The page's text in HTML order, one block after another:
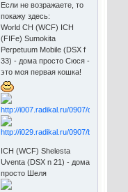
Если не возражаете, то
покажу здесь:
World CH (WCF) ICH
(FIFe) Sumokita
Perpetuum Mobile (DSX f
33) - дома просто Сюся -
это моя первая кошка!
ICH (WCF) Shelesta
Uventa (DSX n 21) - дома
просто Шеля